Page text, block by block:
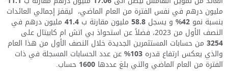
مليون درهم في نفس الفترة من العام الماضي، ليقفز إجمالي العائدات
بنسبة نمو 42% و يسجل 58.8 مليون مقارنة ب 41.4 مليون درهم في
النصف الأول من 2023، فضلاً عن استحواذ بي اتش ام كابيتال على
3254 من حسابات المستثمرين الجديدة خلال النصف الأول من هذا العام
والذي يعكس ارتفاع قدره 103% عن عدد الحسابات المسجلة في ذات
الفترة من العام الماضي والتي بلغ عددها 1600 حساب.